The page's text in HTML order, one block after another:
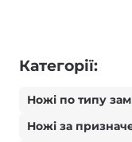
Категорії:
Ножі по типу
Ножі за